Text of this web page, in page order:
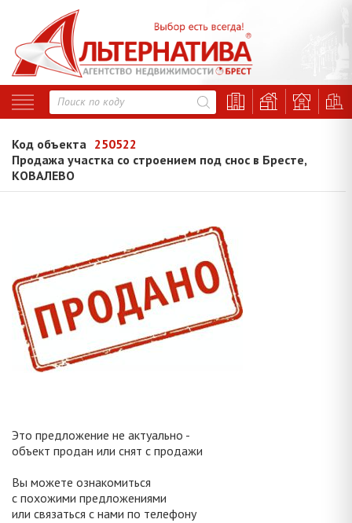
Код объекта 250522
Продажа участка со строением под снос в Бресте,
КОВАЛЕВО
Это предложение не актуально -
объект продан или снят с продажи
Вы можете ознакомиться
с похожими предложениями
или связаться с нами по телефону